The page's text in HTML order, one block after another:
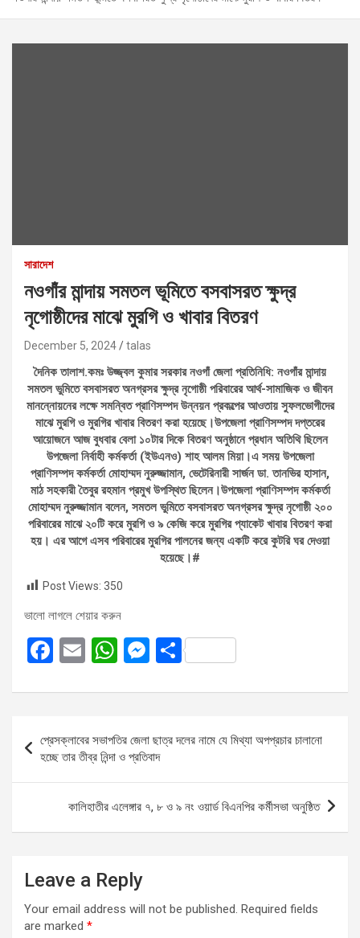
সারাদেশ
নওগাঁর মান্দায় সমতল ভূমিতে বসবাসরত ক্ষুদ্র
নৃগোষ্ঠীদের মাঝে মুরগি ও খাবার বিতরণ
December 5, 2024 talas
দৈনিক তালাশ.কমঃ উজ্জ্বল কুমার সরকার নওগাঁ জেলা প্রতিনিধি: নওগাঁর মান্দায়
সমতল ভুমিতে বসবাসরত অনগ্রসর ক্ষুদ্র নৃগোষ্ঠী পরিবারের আর্থ-সামাজিক ও জীবন
মানন্নোয়নের লক্ষে সমন্বিত প্রাণিসম্পদ উন্নয়ন প্রকল্পের আওতায় সুফলভোগীদের
মাঝে মুরগি ও মুরগির খাবার বিতরণ করা হয়েছে।উপজেলা প্রাণিসম্পদ দপ্তরের
আয়োজনে আজ বুধবার বেলা ১০টার দিকে বিতরণ অনুষ্ঠানে প্রধান অতিথি ছিলেন
উপজেলা নির্বাহী কর্মকর্তা (ইউএনও) শাহ আলম মিয়া।এ সময় উপজেলা
প্রাণিসম্পদ কর্মকর্তা মোহাম্মদ নুরুজ্জামান, ভেটেরিনারী সার্জন ডা. তানভির হাসান,
মাঠ সহকারী তৈবুর রহমান প্রমুখ উপস্থিত ছিলেন।উপজেলা প্রাণিসম্পদ কর্মকর্তা
মোহাম্মদ নুরুজ্জামান বলেন, সমতল ভুমিতে বসবাসরত অনগ্রসর ক্ষুদ্র নৃগোষ্ঠী ২০০
পরিবারের মাঝে ২০টি করে মুরগি ও ৯ কেজি করে মুরগির প্যাকেট খাবার বিতরণ করা
হয়। এর আগে এসব পরিবারের মুরগির পালনের জন্য একটি করে কুটরি ঘর দেওয়া
হয়েছে।#
Post Views: 350
ভালো লাগলে শেয়ার করুন
F
ce
o
o
E
ail
W
at
s
A
p
p
M
se
g
er
S
ar
navigation
প্রেসক্লাবের সভাপতির জেলা ছাত্র দলের নামে যে মিথ্যা অপপ্রচার চালানো
হচ্ছে তার তীব্র নিন্দা ও প্রতিবাদ
কালিহাতীর এলেঙ্গার ৭, ৮ ও ৯ নং ওয়ার্ড বিএনপির কর্মীসভা অনুষ্ঠিত
Leave a Reply
Your email address will not be published. Required fields
are marked *